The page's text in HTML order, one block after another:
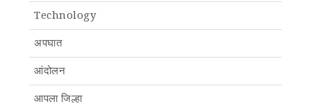
Technology
अपघात
आंदोलन
आपला जिल्हा